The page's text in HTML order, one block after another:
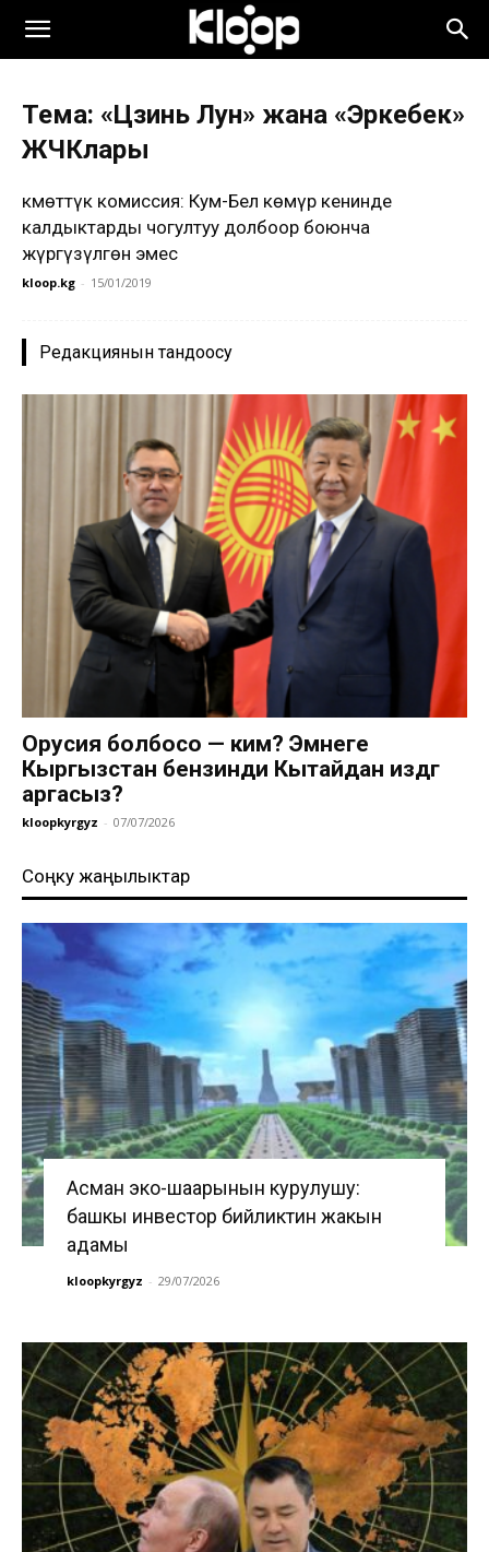
Тема: «Цзинь Лун» жана «Эркебек»
ЖЧКлары
Өкмөттүк комиссия: Кум-Бел көмүр кенинде
калдыктарды чогултуу долбоор боюнча
жүргүзүлгөн эмес
kloop.kg - 15/01/2019
Редакциянын тандоосу
Орусия болбосо — ким? Эмнеге
Кыргызстан бензинди Кытайдан издөөгө
аргасыз?
kloopkyrgyz - 07/07/2026
Соңку жаңылыктар
Асман эко-шаарынын курулушу:
башкы инвестор бийликтин жакын
адамы
kloopkyrgyz - 29/07/2026